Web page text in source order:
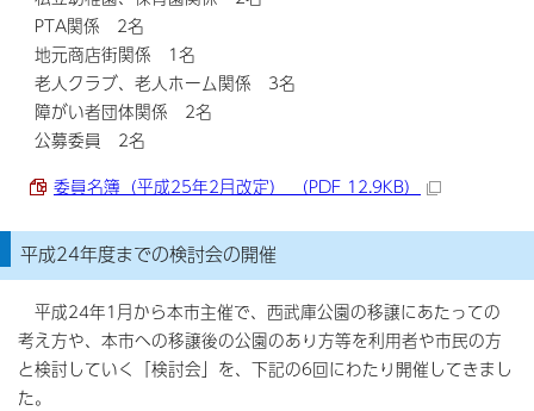
PTA関係 2名
地元商店街関係 1名
老人クラブ、老人ホーム関係 3名
障がい者団体関係 2名
公募委員 2名
委員名簿（平成25年2月改定） （PDF 12.9KB）
平成24年度までの検討会の開催
平成24年1月から本市主催で、西武庫公園の移譲にあたっての
考え方や、本市への移譲後の公園のあり方等を利用者や市民の方
と検討していく「検討会」を、下記の6回にわたり開催してきまし
た。